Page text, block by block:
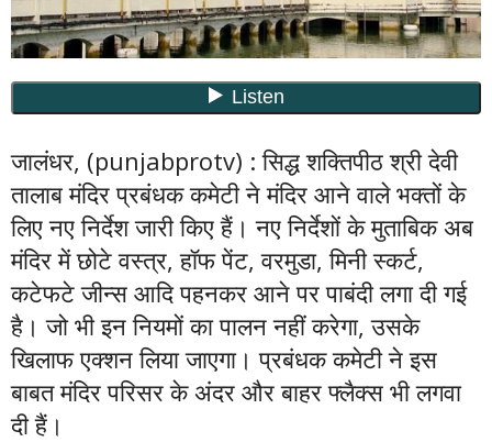
जालंधर, (punjabprotv) : सिद्ध शक्तिपीठ श्री देवी
तालाब मंदिर प्रबंधक कमेटी ने मंदिर आने वाले भक्तों के
लिए नए निर्देश जारी किए हैं। नए निर्देशों के मुताबिक अब
मंदिर में छोटे वस्त्र, हॉफ पेंट, वरमुडा, मिनी स्कर्ट,
कटेफटे जीन्स आदि पहनकर आने पर पाबंदी लगा दी गई
है। जो भी इन नियमों का पालन नहीं करेगा, उसके
खिलाफ एक्शन लिया जाएगा। प्रबंधक कमेटी ने इस
बाबत मंदिर परिसर के अंदर और बाहर फ्लैक्स भी लगवा
दी हैं।